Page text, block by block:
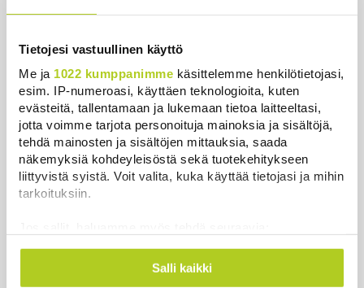
Tietojesi vastuullinen käyttö
Me ja 1022 kumppanimme käsittelemme henkilötietojasi,
esim. IP-numeroasi, käyttäen teknologioita, kuten
evästeitä, tallentamaan ja lukemaan tietoa laitteeltasi,
jotta voimme tarjota personoituja mainoksia ja sisältöjä,
tehdä mainosten ja sisältöjen mittauksia, saada
näkemyksiä kohdeyleisöstä sekä tuotekehitykseen
liittyvistä syistä. Voit valita, kuka käyttää tietojasi ja mihin
tarkoituksiin.
Kerätä tietoja maantieteellisestä sijainnistasi,
mahdollisesti muutaman metrin tarkkuudella
Salli kaikki
varastotilaa
Uutiset | 7.8.2026 21:55
Oletko ihmetellyt peilejä
ikkunankarmeissa? Tällainen oli
1800-luvun ”sosiaalinen media”
Uutiset | 5.8.2026 21:45
valikoituihin naisiin